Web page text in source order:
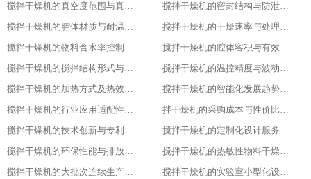
搅拌干燥机的真空度范围与真空干燥效果
搅拌干燥机的密封结构与防泄漏等级
搅拌干燥机的腔体材质与耐温耐腐蚀性能
搅拌干燥机的干燥速率与处理量参数
搅拌干燥机的物料含水率控制范围
搅拌干燥机的腔体容积与有效装载率
搅拌干燥机的搅拌结构形式与适配物料
搅拌干燥机的温控精度与波动范围
搅拌干燥机的加热方式及热效率指标
搅拌干燥机的智能化发展趋势预测
搅拌干燥机的行业应用适配性调整
拌干燥机的采购成本与性价比评估
搅拌干燥机的技术创新与专利成果
搅拌干燥机的定制化设计服务范围
搅拌干燥机的环保性能与排放标准
搅拌干燥机的热敏性物料干燥工艺优化
搅拌干燥机的大批次连续生产改造
搅拌干燥机的实验室小型化设计要点